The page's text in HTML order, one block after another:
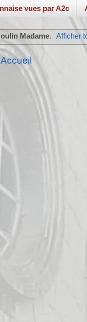
vues par A2c
Madame. Afficher
Accueil